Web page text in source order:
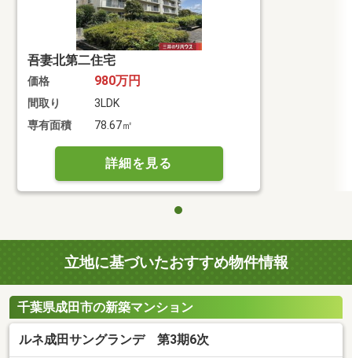
吾妻北第二住宅
価格 980万円
間取り
3LDK
専有面積
78.67㎡
詳細を見る
立地に基づいたおすすめ物件情報
千葉県成田市の新築マンション
ルネ成田サングランデ 第3期6次